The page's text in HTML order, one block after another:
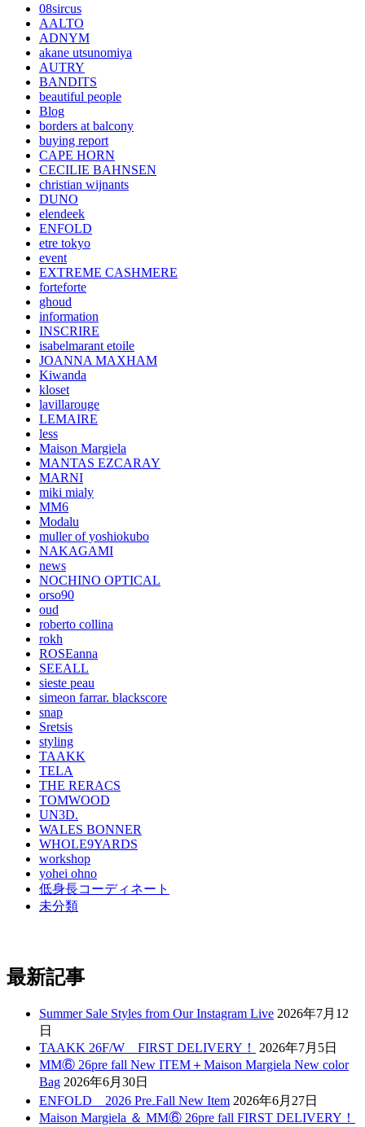
08sircus
AALTO
ADNYM
akane utsunomiya
AUTRY
BANDITS
beautiful people
Blog
borders at balcony
buying report
CAPE HORN
CECILIE BAHNSEN
christian wijnants
DUNO
elendeek
ENFOLD
etre tokyo
event
EXTREME CASHMERE
forteforte
ghoud
information
INSCRIRE
isabelmarant etoile
JOANNA MAXHAM
Kiwanda
kloset
lavillarouge
LEMAIRE
less
Maison Margiela
MANTAS EZCARAY
MARNI
miki mialy
MM6
Modalu
muller of yoshiokubo
NAKAGAMI
news
NOCHINO OPTICAL
orso90
oud
roberto collina
rokh
ROSEanna
SEEALL
sieste peau
simeon farrar. blackscore
snap
Sretsis
styling
TAAKK
TELA
THE RERACS
TOMWOOD
UN3D.
WALES BONNER
WHOLE9YARDS
workshop
yohei ohno
低身長コーディネート
未分類
最新記事
Summer Sale Styles from Our Instagram Live 2026年7月12
日
TAAKK 26F/W FIRST DELIVERY！
2026年7月5日
MM⑥ 26pre fall New ITEM＋Maison Margiela New color
Bag 2026年6月30日
ENFOLD 2026 Pre₋Fall New Item 2026年6月27日
Maison Margiela ＆ MM⑥ 26pre fall FIRST DELIVERY！